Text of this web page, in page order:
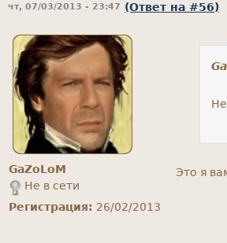
чт, 07/03/2013 - 23:47 (Ответ на #56)
GaZoLoM
Не в сети
Регистрация: 26/02/2013
Это я